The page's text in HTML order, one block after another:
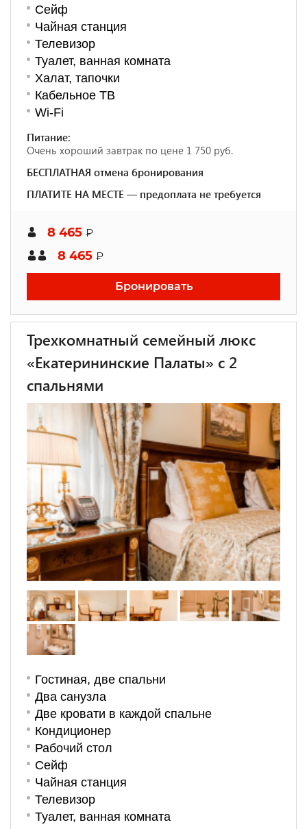
Сейф
Чайная станция
Телевизор
Туалет, ванная комната
Халат, тапочки
Кабельное ТВ
Wi-Fi
Питание:
Очень хороший завтрак по цене 1 750 руб.
БЕСПЛАТНАЯ отмена бронирования
ПЛАТИТЕ НА МЕСТЕ — предоплата не требуется
8 465 ₽
8 465 ₽
Бронировать
Трехкомнатный семейный люкс
«Екатерининские Палаты» с 2
спальнями
Гостиная, две спальни
Два санузла
Две кровати в каждой спальне
Кондиционер
Рабочий стол
Сейф
Чайная станция
Телевизор
Туалет, ванная комната